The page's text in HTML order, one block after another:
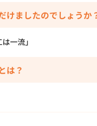
けましたのでしょうか
一流」
は？